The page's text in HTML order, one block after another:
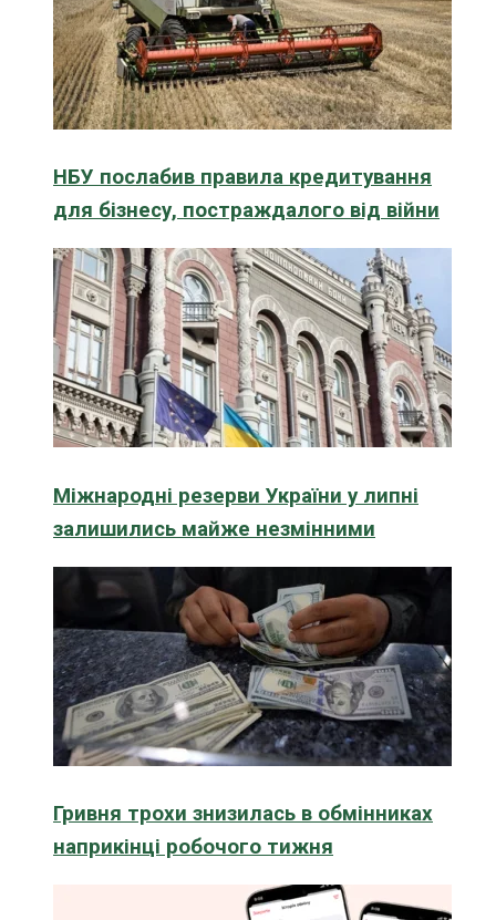
НБУ послабив правила кредитування
для бізнесу, постраждалого від війни
Міжнародні резерви України у липні
залишились майже незмінними
Гривня трохи знизилась в обмінниках
наприкінці робочого тижня